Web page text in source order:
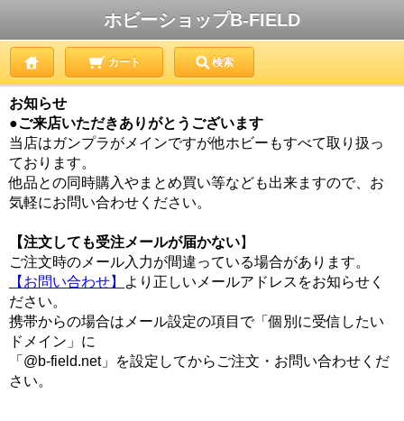
ホビーショップB-FIELD
カート 検索
お知らせ
●ご来店いただきありがとうございます
当店はガンプラがメインですが他ホビーもすべて取り扱っ
ております。
他品との同時購入やまとめ買い等なども出来ますので、お
気軽にお問い合わせください。
【注文しても受注メールが届かない】
ご注文時のメール入力が間違っている場合があります。
【お問い合わせ】
より正しいメールアドレスをお知らせく
ださい。
携帯からの場合はメール設定の項目で「個別に受信したい
ドメイン」に
「@b-field.net」を設定してからご注文・お問い合わせくだ
さい。